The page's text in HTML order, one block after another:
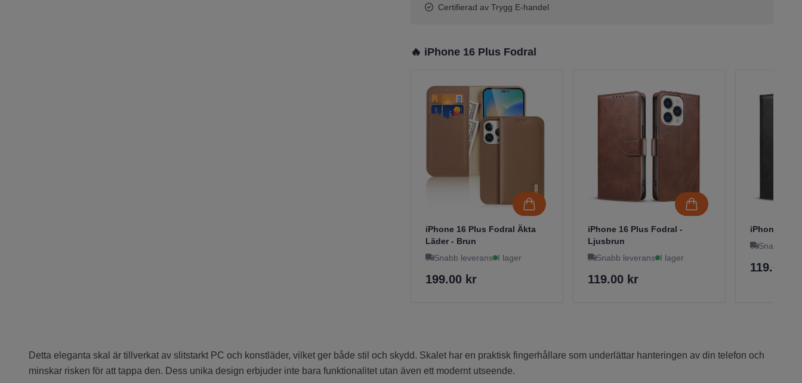
Certifierad av Trygg E-handel
🔥 iPhone 16 Plus Fodral
iPhone 16 Plus Fodral Äkta
Läder - Brun
Snabb leverans I lager
199.00 kr
iPhone 16 Plus Fodral -
Ljusbrun
Snabb leverans I lager
119.00 kr
iPhone 16
Snabb
119.00 kr
Detta eleganta skal är tillverkat av slitstarkt PC och konstläder, vilket ger både stil och skydd. Skalet har en praktisk fingerhållare som underlättar hanteringen av din telefon och
minskar risken för att tappa den. Dess unika design erbjuder inte bara funktionalitet utan även ett modernt utseende.